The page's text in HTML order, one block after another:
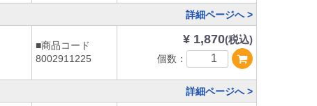
詳細ページへ >
■商品コード
8002911225
¥ 1,870(税込)
個数：
詳細ページへ >